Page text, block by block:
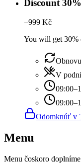
Discount 30%
−999 Kč
You will get 30%
V
Odomknúť v
Menu
Menu čoskoro